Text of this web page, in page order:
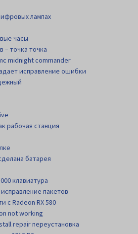
лампах
часы
– точка точка
midnight commander
исправление ошибки
рабочая станция
батарея
клавиатура
пакетов
с Radeon RX 580
not working
repair переустановка